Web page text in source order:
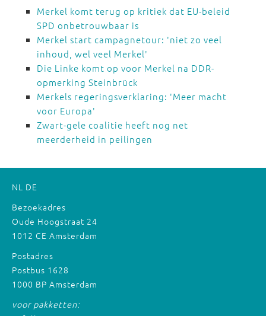
Merkel komt terug op kritiek dat EU-beleid
SPD onbetrouwbaar is
Merkel start campagnetour: 'niet zo veel
inhoud, wel veel Merkel'
Die Linke komt op voor Merkel na DDR-
opmerking Steinbrück
Merkels regeringsverklaring: 'Meer macht
voor Europa'
Zwart-gele coalitie heeft nog net
meerderheid in peilingen
NL DE
Bezoekadres
Oude Hoogstraat 24
1012 CE Amsterdam
Postadres
Postbus 1628
1000 BP Amsterdam
voor pakketten: